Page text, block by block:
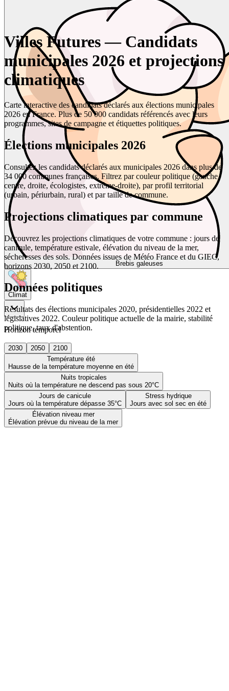
Brebis galeuses
Climat
Horizon temporel
2030 2050
2100
Température été
Hausse de la température moyenne en été
Nuits tropicales
Nuits où la température ne descend pas sous 20°C
Jours de canicule
Jours où la température dépasse 35°C
Stress hydrique
Jours avec sol sec en été
Élévation niveau mer
Élévation prévue du niveau de la mer
Villes Futures — Candidats
municipales 2026 et projections
climatiques
Carte interactive des candidats déclarés aux élections municipales
2026 en France. Plus de 50 000 candidats référencés avec leurs
programmes, sites de campagne et étiquettes politiques.
Élections municipales 2026
Consultez les candidats déclarés aux municipales 2026 dans plus de
34 000 communes françaises. Filtrez par couleur politique (gauche,
centre, droite, écologistes, extrême-droite), par profil territorial
(urbain, périurbain, rural) et par taille de commune.
Projections climatiques par commune
Découvrez les projections climatiques de votre commune : jours de
canicule, température estivale, élévation du niveau de la mer,
sécheresses des sols. Données issues de Météo France et du GIEC,
horizons 2030, 2050 et 2100.
Données politiques
Résultats des élections municipales 2020, présidentielles 2022 et
législatives 2022. Couleur politique actuelle de la mairie, stabilité
politique, taux d'abstention.